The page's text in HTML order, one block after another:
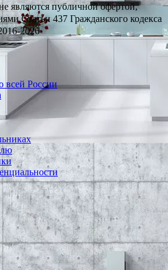
являются публичной офертой,
Статьи 437 Гражданского кодекса
2026
всей России